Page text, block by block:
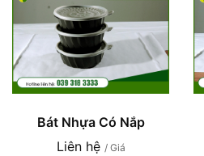
Bát Nhựa Có Nắp
Liên hệ / Giá